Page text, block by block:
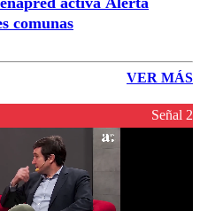
comunas
VER MÁS
Señal 2